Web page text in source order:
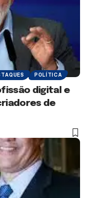
POLÍTICA
digital e
de